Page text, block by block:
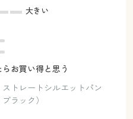
大きい
お買い得と思う
トレートシルエットパン
ラック）